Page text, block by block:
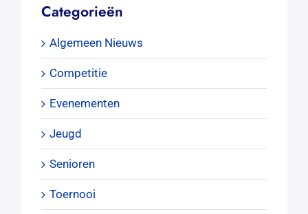
Categorieën
Algemeen Nieuws
Competitie
Evenementen
Jeugd
Senioren
Toernooi